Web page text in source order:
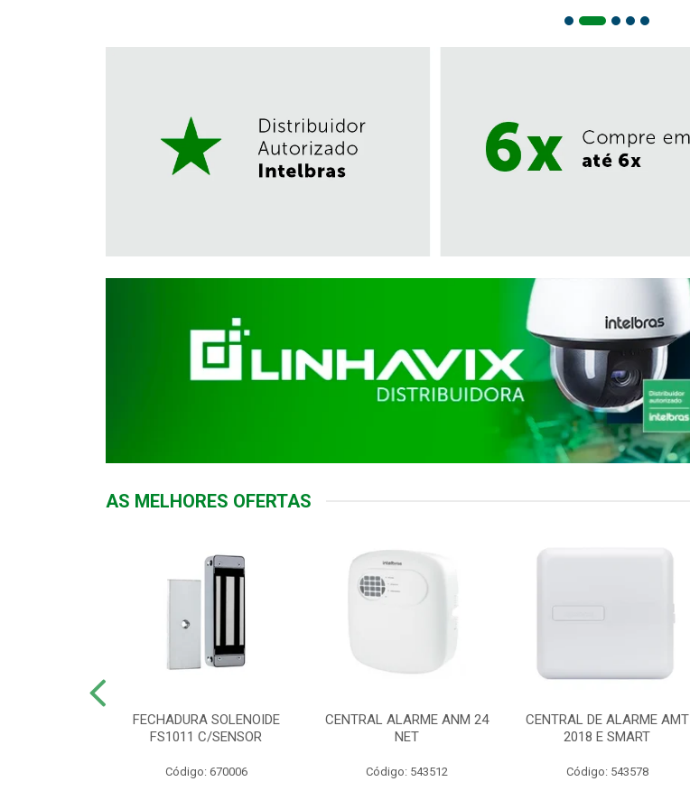
AS MELHORES OFERTAS
FECHADURA SOLENOIDE
FS1011 C/SENSOR
Código: 670006
CENTRAL ALARME ANM 24
NET
Código: 543512
CENTRAL DE ALARME AMT
2018 E SMART
Código: 543578